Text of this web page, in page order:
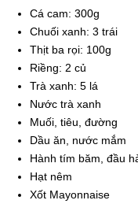
Cá cam: 300g
Chuối xanh: 3 trái
Thịt ba rọi: 100g
Riềng: 2 củ
Trà xanh: 5 lá
Nước trà xanh
Muối, tiêu, đường
Dầu ăn, nước mắm
Hành tím băm, đầu
Hạt nêm
Xốt Mayonnaise